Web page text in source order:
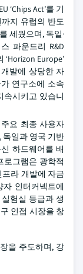
‘Chips Act’를 기
지 유럽의 반도
세웠으며, 독일·
파운드리 R&D
Europe’
발에 상당한 자
연구소에 소속
시키고 있습니
요 최종 사용자
독일과 영국 기반
하드웨어를 배
로그램은 광학적
라 개발에 자금
인터커넥트에
험실 등급과 생
인접 시장을 창
을 주도하며, 강